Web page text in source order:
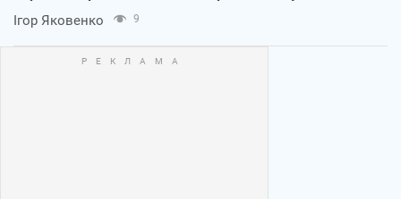
Ігор Яковенко 9